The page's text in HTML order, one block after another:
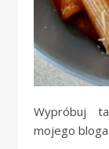
Wypróbuj
mojego